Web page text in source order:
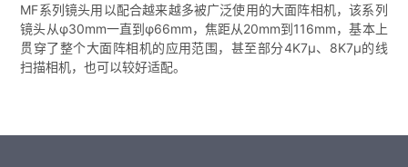
MF系列镜头用以配合越来越多被广泛使用的大面阵相机，该系列
镜头从φ30mm一直到φ66mm，焦距从20mm到116mm，基本上
贯穿了整个大面阵相机的应用范围，甚至部分4K7μ、8K7μ的线
扫描相机，也可以较好适配。